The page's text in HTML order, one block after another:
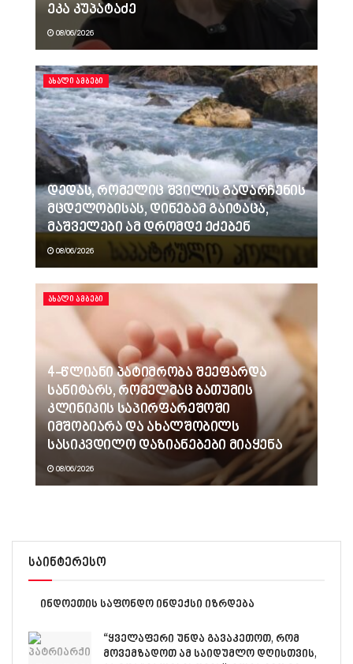
ეკა კუპატაძე
08/06/2026
ᲐᲮᲐᲚᲘ ᲐᲛᲑᲔᲑᲘ
დედას, რომელიც შვილის გადარჩენის
მცდელობისას, დინებამ გაიტაცა,
მაშველები ამ დრომდე ეძებენ
08/06/2026
ᲐᲮᲐᲚᲘ ᲐᲛᲑᲔᲑᲘ
4-წლიანი პატიმრობა შეეფარდა
სანიტარს, რომელმაც ბათუმის
კლინიკის საპირფარეშოში
იმშობიარა და ახალშობილს
სასიკვდილო დაზიანებები მიაყენა
08/06/2026
საინტერესო
ინდოეთის საფონდო ინდექსი იზრდება
“ყველაფერი უნდა გავაკეთოთ, რომ
მოვემზადოთ ამ საიდუმლო დღისთვის,